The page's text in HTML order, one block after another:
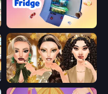
Fill The Fridge
Autumn Glam Gala